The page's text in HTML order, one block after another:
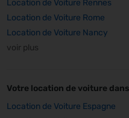
Location de Voiture Rennes
Location de Voiture Rome
Location de Voiture Nancy
voir plus
Votre location de voiture
Location de Voiture Espagne